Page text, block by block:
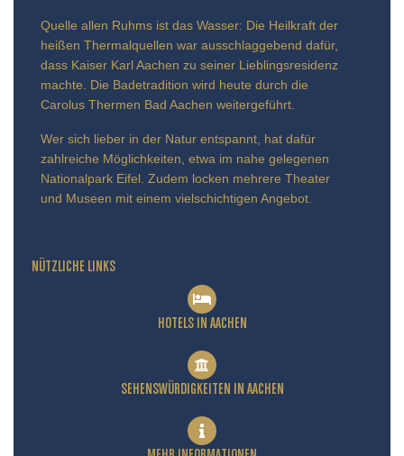
Quelle allen Ruhms ist das Wasser: Die Heilkraft der
heißen Thermalquellen war ausschlaggebend dafür,
dass Kaiser Karl Aachen zu seiner Lieblingsresidenz
machte. Die Badetradition wird heute durch die
Carolus Thermen Bad Aachen weitergeführt.
Wer sich lieber in der Natur entspannt, hat dafür
zahlreiche Möglichkeiten, etwa im nahe gelegenen
Nationalpark Eifel. Zudem locken mehrere Theater
und Museen mit einem vielschichtigen Angebot.
NÜTZLICHE LINKS
HOTELS IN AACHEN
SEHENSWÜRDIGKEITEN IN AACHEN